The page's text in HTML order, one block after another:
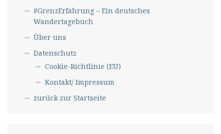
#GrenzErfahrung – Ein deutsches
Wandertagebuch
Über uns
Datenschutz
Cookie-Richtlinie (EU)
Kontakt/ Impressum
zurück zur Startseite